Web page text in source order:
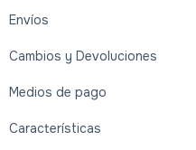
Envíos
Cambios y Devoluciones
Medios de pago
Características